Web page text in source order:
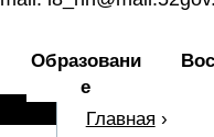
Главная ›
Образовани
е